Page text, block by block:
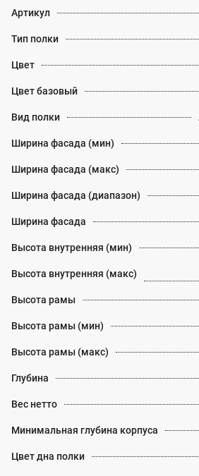
Артикул
Тип полки
Цвет
Цвет базовый
Вид полки
Ширина фасада (мин)
Ширина фасада (макс)
Ширина фасада (диапазон)
Ширина фасада
Высота внутренняя (мин)
Высота внутренняя (макс)
Высота рамы
Высота рамы (мин)
Высота рамы (макс)
Глубина
Вес нетто
Минимальная глубина корпуса
Цвет дна полки